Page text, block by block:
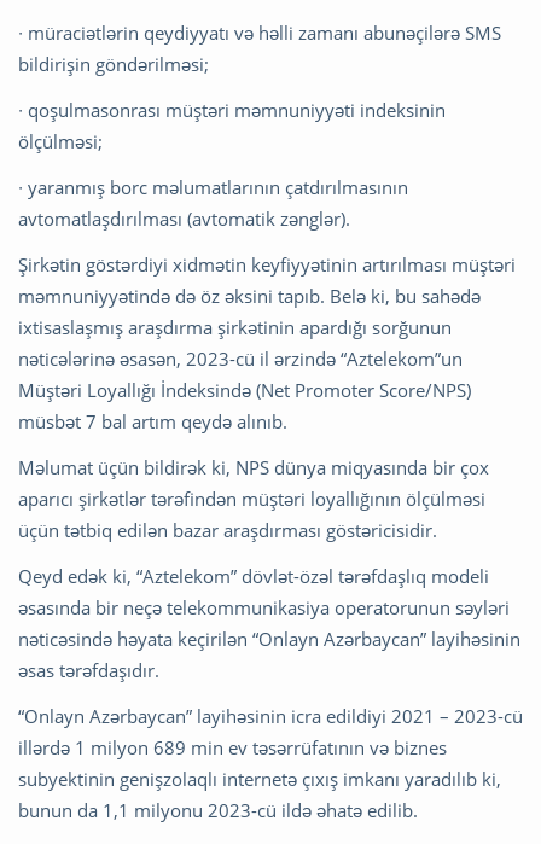
∙ müraciətlərin qeydiyyatı və həlli zamanı abunəçilərə SMS
bildirişin göndərilməsi;
∙ qoşulmasonrası müştəri məmnuniyyəti indeksinin
ölçülməsi;
∙ yaranmış borc məlumatlarının çatdırılmasının
avtomatlaşdırılması (avtomatik zənglər).
Şirkətin göstərdiyi xidmətin keyfiyyətinin artırılması müştəri
məmnuniyyətində də öz əksini tapıb. Belə ki, bu sahədə
ixtisaslaşmış araşdırma şirkətinin apardığı sorğunun
nəticələrinə əsasən, 2023-cü il ərzində “Aztelekom”un
Müştəri Loyallığı İndeksində (Net Promoter Score/NPS)
müsbət 7 bal artım qeydə alınıb.
Məlumat üçün bildirək ki, NPS dünya miqyasında bir çox
aparıcı şirkətlər tərəfindən müştəri loyallığının ölçülməsi
üçün tətbiq edilən bazar araşdırması göstəricisidir.
Qeyd edək ki, “Aztelekom” dövlət-özəl tərəfdaşlıq modeli
əsasında bir neçə telekommunikasiya operatorunun səyləri
nəticəsində həyata keçirilən “Onlayn Azərbaycan” layihəsinin
əsas tərəfdaşıdır.
“Onlayn Azərbaycan” layihəsinin icra edildiyi 2021 – 2023-cü
illərdə 1 milyon 689 min ev təsərrüfatının və biznes
subyektinin genişzolaqlı internetə çıxış imkanı yaradılıb ki,
bunun da 1,1 milyonu 2023-cü ildə əhatə edilib.